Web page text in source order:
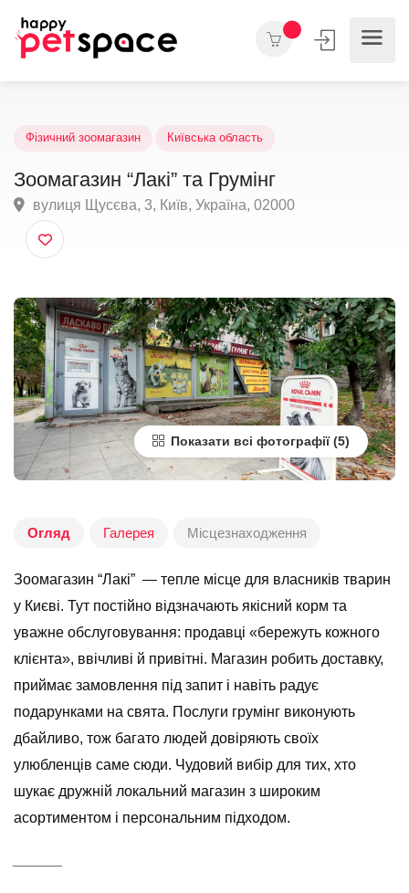
Зоомагазин “Лакі” та Грумінг
вулиця Щусєва, 3, Київ, Україна, 02000
Показати всі фотографії
Огляд Галерея Місцезнаходження
Зоомагазин “Лакі” — тепле місце для власників тварин
у Києві. Тут постійно відзначають якісний корм та
уважне обслуговування: продавці «бережуть кожного
клієнта», ввічливі й привітні. Магазин робить доставку,
приймає замовлення під запит і навіть радує
подарунками на свята. Послуги грумінг виконують
дбайливо, тож багато людей довіряють своїх
улюбленців саме сюди. Чудовий вибір для тих, хто
шукає дружній локальний магазин з широким
асортиментом і персональним підходом.